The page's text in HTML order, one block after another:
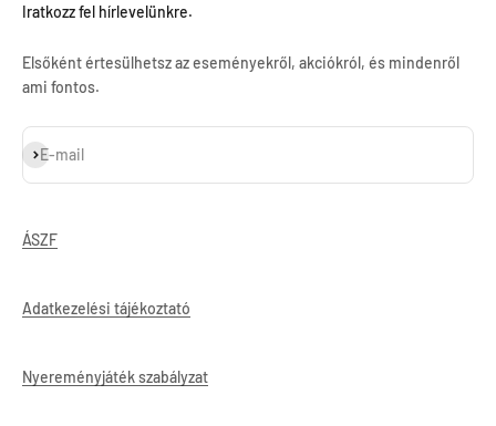
Iratkozz fel hírlevelünkre.
Elsőként értesülhetsz az eseményekről, akciókról, és mindenről
ami fontos.
E-mail
Feliratkozás
ÁSZF
Adatkezelési tájékoztató
Nyereményjáték szabályzat